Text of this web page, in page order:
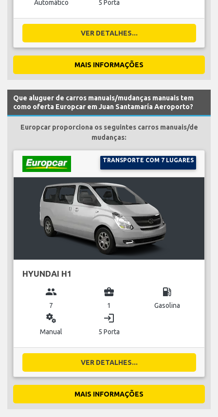
Automático 5 Porta
VER DETALHES...
MAIS INFORMAÇÕES
Que aluguer de carros manuais/mudanças manuais tem
como oferta Europcar em Juan Santamaría Aeroporto?
Europcar proporciona os seguintes carros manuais/de
mudanças:
TRANSPORTE COM 7 LUGARES
HYUNDAI H1
group
7
business_center
1
local_gas_station
Gasolina
miscellaneous_services
Manual
login
5 Porta
VER DETALHES...
MAIS INFORMAÇÕES